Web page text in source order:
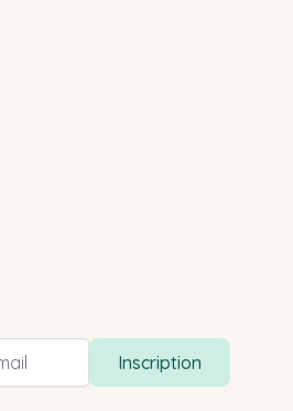
Adresse email
Inscription